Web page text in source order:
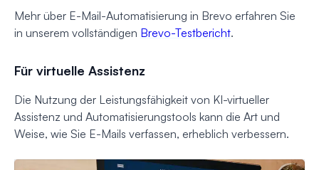
Mehr über E-Mail-Automatisierung in Brevo erfahren Sie
in unserem vollständigen Brevo-Testbericht.
Für virtuelle Assistenz
Die Nutzung der Leistungsfähigkeit von KI-virtueller
Assistenz und Automatisierungstools kann die Art und
Weise, wie Sie E-Mails verfassen, erheblich verbessern.